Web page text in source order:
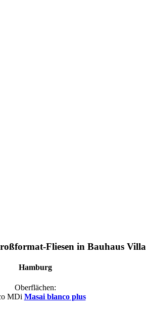
Fliesen in Bauhaus Villa
Hamburg
Oberflächen:
MDi Masai blanco plus